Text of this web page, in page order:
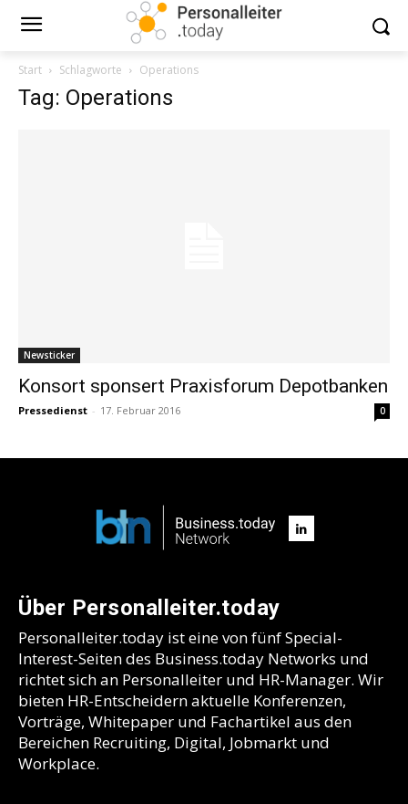
Start Schlagworte Operations
Tag: Operations
Newsticker
Konsort sponsert Praxisforum Depotbanken
Pressedienst - 17. Februar 2016 0
Über Personalleiter.today
Personalleiter.today ist eine von fünf Special-
Interest-Seiten des Business.today Networks und
richtet sich an Personalleiter und HR-Manager. Wir
bieten HR-Entscheidern aktuelle Konferenzen,
Vorträge, Whitepaper und Fachartikel aus den
Bereichen Recruiting, Digital, Jobmarkt und
Workplace.